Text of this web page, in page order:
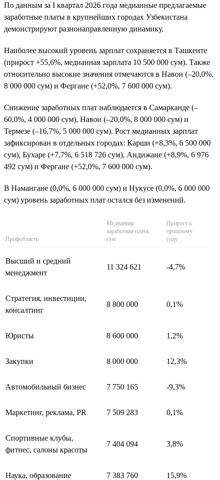
По данным за I квартал 2026 года медианные предлагаемые
заработные платы в крупнейших городах Узбекистана
демонстрируют разнонаправленную динамику.
Наиболее высокий уровень зарплат сохраняется в Ташкенте
(прирост +55,6%, медианная зарплата 10 500 000 сум). Также
относительно высокие значения отмечаются в Навои (–20,0%,
8 000 000 сум) и Фергане (+52,0%, 7 600 000 сум).
Снижение заработных плат наблюдается в Самарканде (–
60,0%, 4 000 000 сум), Навои (–20,0%, 8 000 000 сум) и
Термезе (–16,7%, 5 000 000 сум). Рост медианных зарплат
зафиксирован в отдельных городах: Карши (+8,3%, 6 500 000
сум), Бухаре (+7,7%, 6 518 726 сум), Андижане (+8,9%, 6 976
492 сум) и Фергане (+52,0%, 7 600 000 сум).
В Намангане (0,0%, 6 000 000 сум) и Нукусе (0,0%, 6 000 000
сум) уровень заработных плат остался без изменений.
Профобласть
Медианная
заработная плата,
сум
Прирост к
прошлому
году
Высший и средний
менеджмент
11 324 621 -4,7%
Стратегия, инвестиции,
консалтинг
8 800 000 0,1%
Юристы 8 600 000 1,2%
Закупки 8 000 000 12,3%
Автомобильный бизнес 7 750 165 -9,3%
Маркетинг, реклама, PR 7 509 283 0,1%
Спортивные клубы,
фитнес, салоны красоты
7 404 094 3,8%
Наука, образование 7 383 760 15,9%